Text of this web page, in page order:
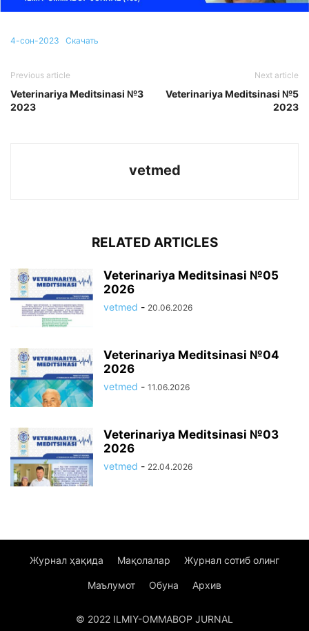
4-сон-2023 Скачать
Previous article
Veterinariya Meditsinasi №3
2023
Next article
Veterinariya Meditsinasi №5
2023
vetmed
RELATED ARTICLES
Veterinariya Meditsinasi №05
2026
vetmed - 20.06.2026
Veterinariya Meditsinasi №04
2026
vetmed - 11.06.2026
Veterinariya Meditsinasi №03
2026
vetmed - 22.04.2026
Журнал ҳақида Мақолалар Журнал сотиб олинг
Маълумот Обуна Архив
© 2022 ILMIY-OMMABOP JURNAL